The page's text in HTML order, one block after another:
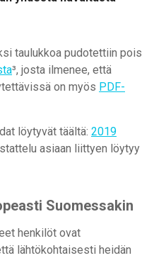
taulukkoa pudotettiin pois
³, josta ilmenee, että
on myös PDF-
löytyvät täältä: 2019
asiaan liittyen löytyy
Suomessakin
henkilöt ovat
lähtökohtaisesti heidän